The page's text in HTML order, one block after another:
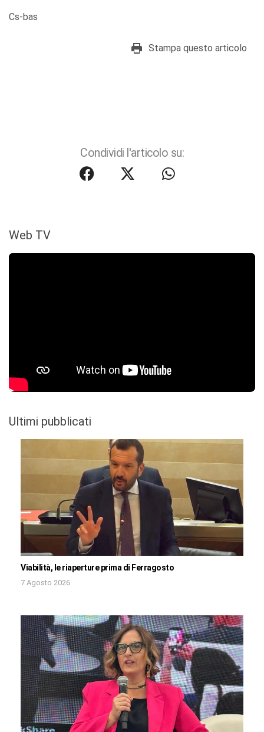
Cs-bas
Stampa questo articolo
Condividi l'articolo su:
Web TV
Ultimi pubblicati
Viabilità, le riaperture prima di Ferragosto
7 Agosto 2026